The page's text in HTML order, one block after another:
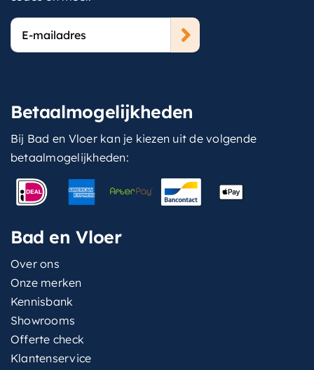
E-
mailadres
Betaalmogelijkheden
Bij Bad en Vloer kan je kiezen uit de volgende
betaalmogelijkheden:
Bad en Vloer
Over ons
Onze merken
Kennisbank
Showrooms
Offerte check
Klantenservice